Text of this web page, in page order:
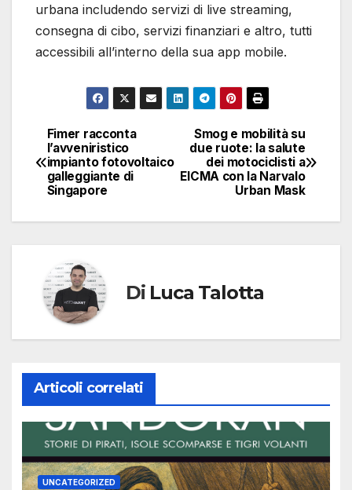
urbana includendo servizi di live streaming,
consegna di cibo, servizi finanziari e altro, tutti
accessibili all’interno della sua app mobile.
Navigazione
articoli
Smog e mobilità su
due ruote: la salute
dei motociclisti a
EICMA con la Narvalo
Urban Mask
Fimer racconta
l’avveniristico
impianto fotovoltaico
galleggiante di
Singapore
Di Luca Talotta
Articoli correlati
UNCATEGORIZED